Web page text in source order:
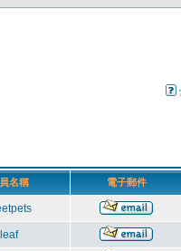
名稱 電子郵件
leaf